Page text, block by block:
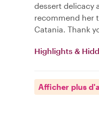
dessert delicacy
recommend her
Catania. Thank
Highlights &
Afficher plus